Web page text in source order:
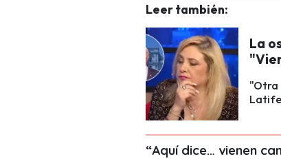
Leer también:
La
"Otra
“Aquí dice… vienen